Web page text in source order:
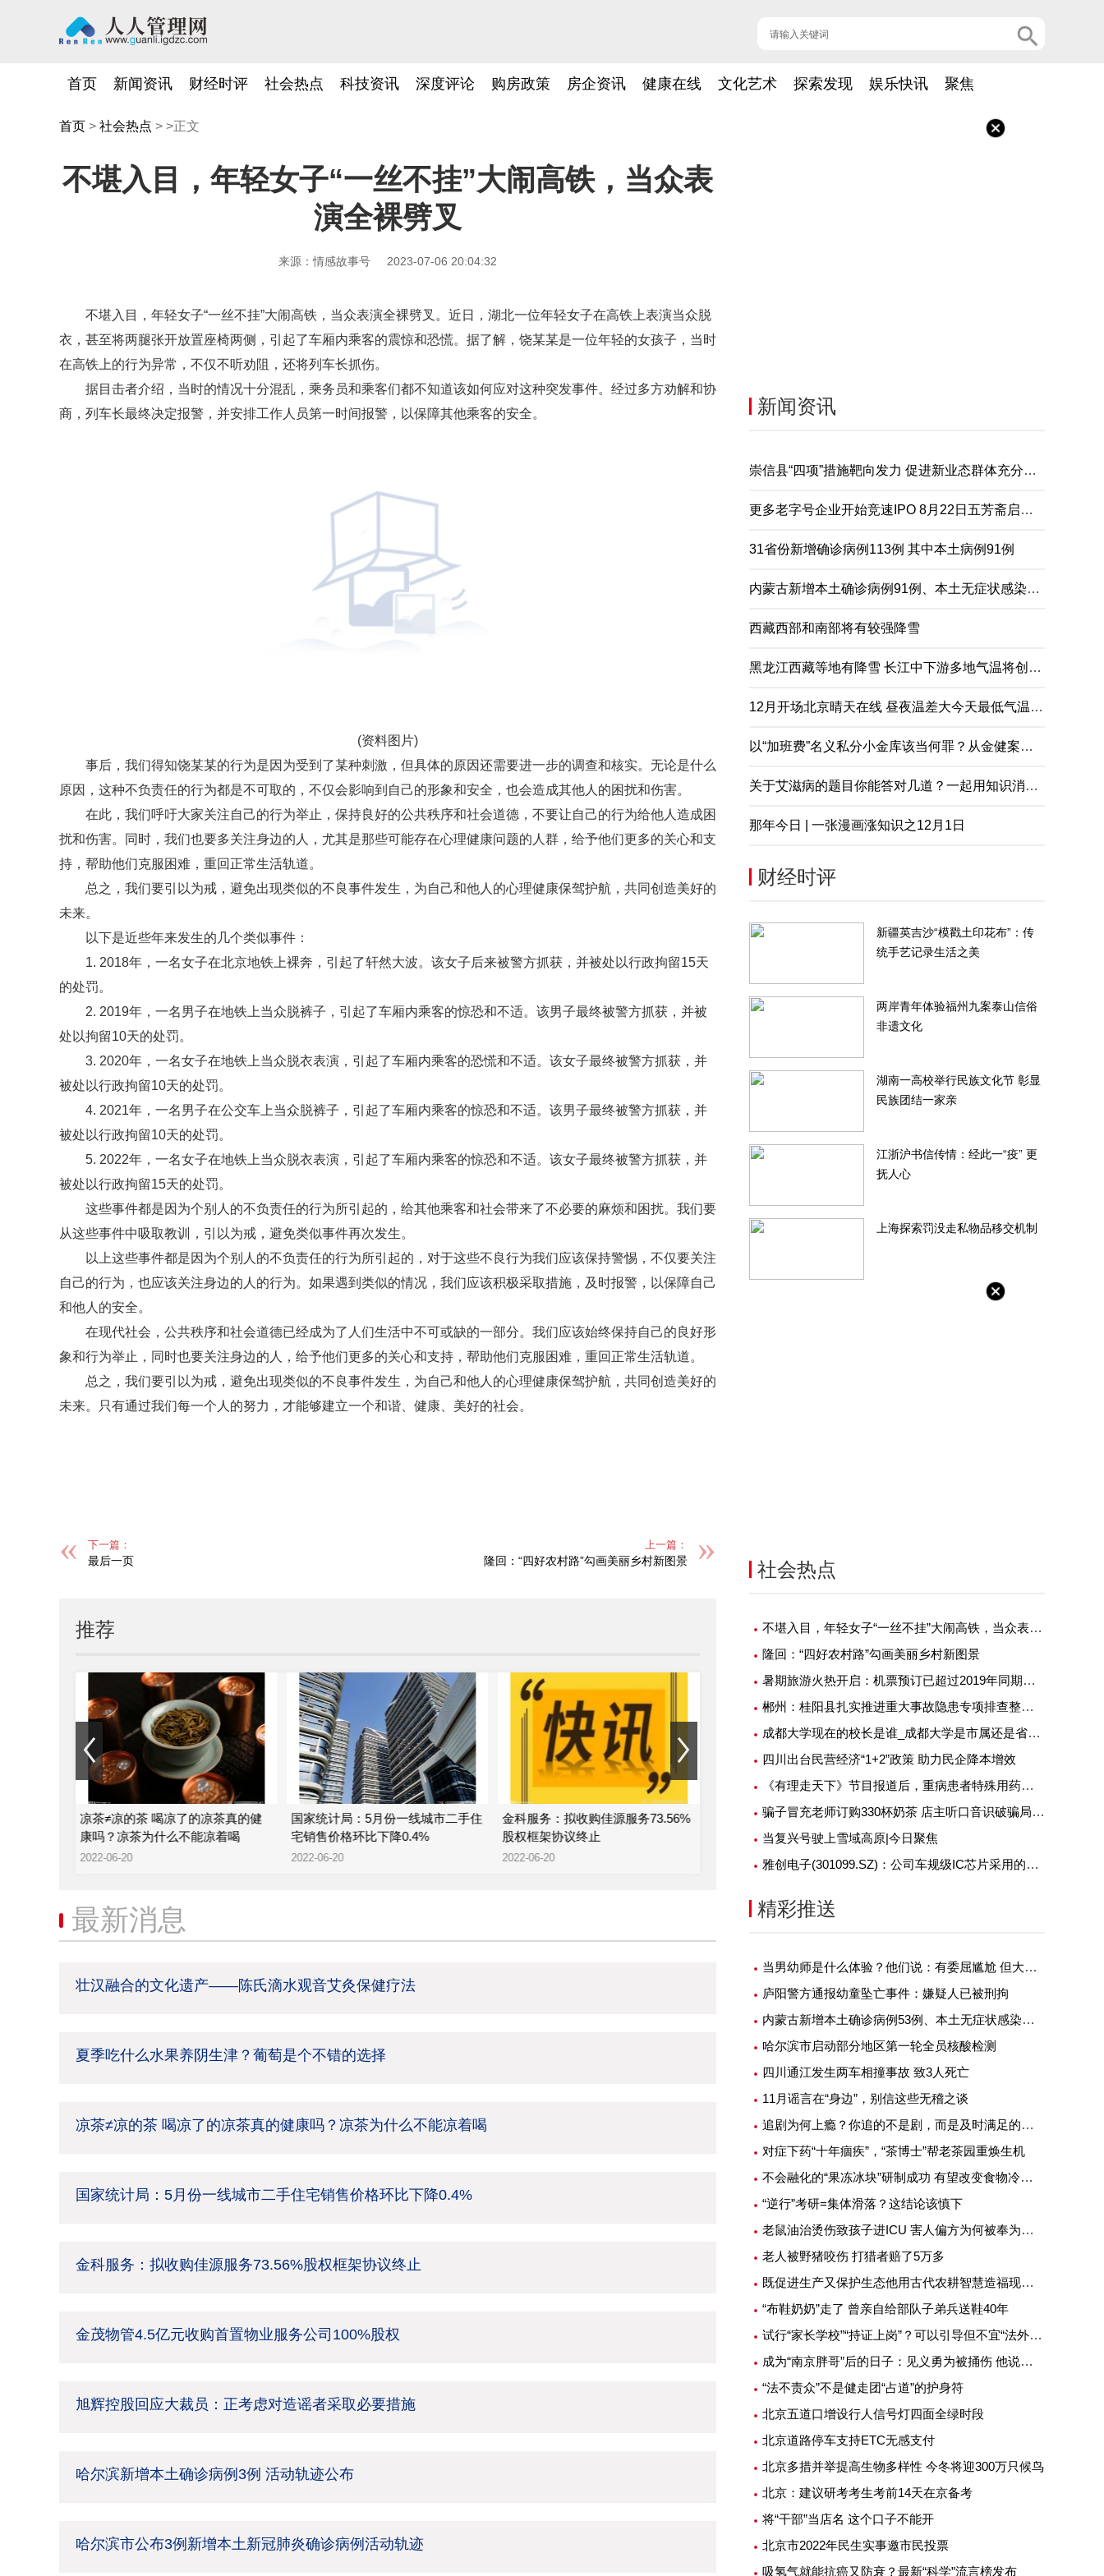
首页 新闻资讯 财经时评 社会热点 科技资讯 深度评论 购房政策 房企资讯 健康在线 文化艺术 探索发现 娱乐快讯 聚焦
首页 > 社会热点 > >正文
不堪入目，年轻女子“一丝不挂”大闹高铁，当众表
演全裸劈叉
来源：情感故事号 2023-07-06 20:04:32
不堪入目，年轻女子“一丝不挂”大闹高铁，当众表演全裸劈叉。近日，湖北一位年轻女子在高铁上表演当众脱
衣，甚至将两腿张开放置座椅两侧，引起了车厢内乘客的震惊和恐慌。据了解，饶某某是一位年轻的女孩子，当时
在高铁上的行为异常，不仅不听劝阻，还将列车长抓伤。
据目击者介绍，当时的情况十分混乱，乘务员和乘客们都不知道该如何应对这种突发事件。经过多方劝解和协
商，列车长最终决定报警，并安排工作人员第一时间报警，以保障其他乘客的安全。
(资料图片)
事后，我们得知饶某某的行为是因为受到了某种刺激，但具体的原因还需要进一步的调查和核实。无论是什么
原因，这种不负责任的行为都是不可取的，不仅会影响到自己的形象和安全，也会造成其他人的困扰和伤害。
在此，我们呼吁大家关注自己的行为举止，保持良好的公共秩序和社会道德，不要让自己的行为给他人造成困
扰和伤害。同时，我们也要多关注身边的人，尤其是那些可能存在心理健康问题的人群，给予他们更多的关心和支
持，帮助他们克服困难，重回正常生活轨道。
总之，我们要引以为戒，避免出现类似的不良事件发生，为自己和他人的心理健康保驾护航，共同创造美好的
未来。
以下是近些年来发生的几个类似事件：
1. 2018年，一名女子在北京地铁上裸奔，引起了轩然大波。该女子后来被警方抓获，并被处以行政拘留15天
的处罚。
2. 2019年，一名男子在地铁上当众脱裤子，引起了车厢内乘客的惊恐和不适。该男子最终被警方抓获，并被
处以拘留10天的处罚。
3. 2020年，一名女子在地铁上当众脱衣表演，引起了车厢内乘客的恐慌和不适。该女子最终被警方抓获，并
被处以行政拘留10天的处罚。
4. 2021年，一名男子在公交车上当众脱裤子，引起了车厢内乘客的惊恐和不适。该男子最终被警方抓获，并
被处以行政拘留10天的处罚。
5. 2022年，一名女子在地铁上当众脱衣表演，引起了车厢内乘客的惊恐和不适。该女子最终被警方抓获，并
被处以行政拘留15天的处罚。
这些事件都是因为个别人的不负责任的行为所引起的，给其他乘客和社会带来了不必要的麻烦和困扰。我们要
从这些事件中吸取教训，引以为戒，避免类似事件再次发生。
以上这些事件都是因为个别人的不负责任的行为所引起的，对于这些不良行为我们应该保持警惕，不仅要关注
自己的行为，也应该关注身边的人的行为。如果遇到类似的情况，我们应该积极采取措施，及时报警，以保障自己
和他人的安全。
在现代社会，公共秩序和社会道德已经成为了人们生活中不可或缺的一部分。我们应该始终保持自己的良好形
象和行为举止，同时也要关注身边的人，给予他们更多的关心和支持，帮助他们克服困难，重回正常生活轨道。
总之，我们要引以为戒，避免出现类似的不良事件发生，为自己和他人的心理健康保驾护航，共同创造美好的
未来。只有通过我们每一个人的努力，才能够建立一个和谐、健康、美好的社会。
下一篇：
最后一页
上一篇：
隆回：“四好农村路”勾画美丽乡村新图景
推荐
凉茶≠凉的茶 喝凉了的凉茶真的健
康吗？凉茶为什么不能凉着喝
2022-06-20
国家统计局：5月份一线城市二手住
宅销售价格环比下降0.4%
2022-06-20
金科服务：拟收购佳源服务73.56%
股权框架协议终止
2022-06-20
金茂物管4.5亿元收购首置物业服务
公司100%股权
2022-06-20
旭辉控股回应大裁员：正考虑对
谣者采取必要措施
2022-06-20
最新消息
壮汉融合的文化遗产——陈氏滴水观音艾灸保健疗法
夏季吃什么水果养阴生津？葡萄是个不错的选择
凉茶≠凉的茶 喝凉了的凉茶真的健康吗？凉茶为什么不能凉着喝
国家统计局：5月份一线城市二手住宅销售价格环比下降0.4%
金科服务：拟收购佳源服务73.56%股权框架协议终止
金茂物管4.5亿元收购首置物业服务公司100%股权
旭辉控股回应大裁员：正考虑对造谣者采取必要措施
哈尔滨新增本土确诊病例3例 活动轨迹公布
哈尔滨市公布3例新增本土新冠肺炎确诊病例活动轨迹
新闻资讯
崇信县“四项”措施靶向发力 促进新业态群体充分就业
更多老字号企业开始竞速IPO 8月22日五芳斋启动申购
31省份新增确诊病例113例 其中本土病例91例
内蒙古新增本土确诊病例91例、本土无症状感染者2例
西藏西部和南部将有较强降雪
黑龙江西藏等地有降雪 长江中下游多地气温将创下半年来新低
12月开场北京晴天在线 昼夜温差大今天最低气温仅-5℃
以“加班费”名义私分小金库该当何罪？从金健案说起
关于艾滋病的题目你能答对几道？一起用知识消除误解
那年今日 | 一张漫画涨知识之12月1日
财经时评
新疆英吉沙“模戳土印花布”：传
统手艺记录生活之美
两岸青年体验福州九案泰山信俗
非遗文化
湖南一高校举行民族文化节 彰显
民族团结一家亲
江浙沪书信传情：经此一“疫” 更
抚人心
上海探索罚没走私物品移交机制
社会热点
不堪入目，年轻女子“一丝不挂”大闹高铁，当众表演全裸劈叉
隆回：“四好农村路”勾画美丽乡村新图景
暑期旅游火热开启：机票预订已超过2019年同期七成 长线游热度飙升
郴州：桂阳县扎实推进重大事故隐患专项排查整治工作走深走实
成都大学现在的校长是谁_成都大学是市属还是省属 成都大学的校长的行政级别是什么 _360
四川出台民营经济“1+2”政策 助力民企降本增效
《有理走天下》节目报道后，重病患者特殊用药问题迅速解决！
骗子冒充老师订购330杯奶茶 店主听口音识破骗局_全球观天下
当复兴号驶上雪域高原|今日聚焦
雅创电子(301099.SZ)：公司车规级IC芯片采用的BCD 180nm的工艺，暂时无需采用cpo技术或先进封测技术
精彩推送
当男幼师是什么体验？他们说：有委屈尴尬 但大部分是幸福
庐阳警方通报幼童坠亡事件：嫌疑人已被刑拘
内蒙古新增本土确诊病例53例、本土无症状感染者1例
哈尔滨市启动部分地区第一轮全员核酸检测
四川通江发生两车相撞事故 致3人死亡
11月谣言在“身边”，别信这些无稽之谈
追剧为何上瘾？你追的不是剧，而是及时满足的快感
对症下药“十年痼疾”，“茶博士”帮老茶园重焕生机
不会融化的“果冻冰块”研制成功 有望改变食物冷藏方式
“逆行”考研=集体滑落？这结论该慎下
老鼠油治烫伤致孩子进ICU 害人偏方为何被奉为灵丹妙药
老人被野猪咬伤 打猎者赔了5万多
既促进生产又保护生态他用古代农耕智慧造福现代农业
“布鞋奶奶”走了 曾亲自给部队子弟兵送鞋40年
试行“家长学校”“持证上岗”？可以引导但不宜“法外加槛”
成为“南京胖哥”后的日子：见义勇为被捅伤 他说不后悔
“法不责众”不是健走团“占道”的护身符
北京五道口增设行人信号灯四面全绿时段
北京道路停车支持ETC无感支付
北京多措并举提高生物多样性 今冬将迎300万只候鸟
北京：建议研考考生考前14天在京备考
将“干部”当店名 这个口子不能开
北京市2022年民生实事邀市民投票
吸氢气就能抗癌又防衰？最新“科学”流言榜发布